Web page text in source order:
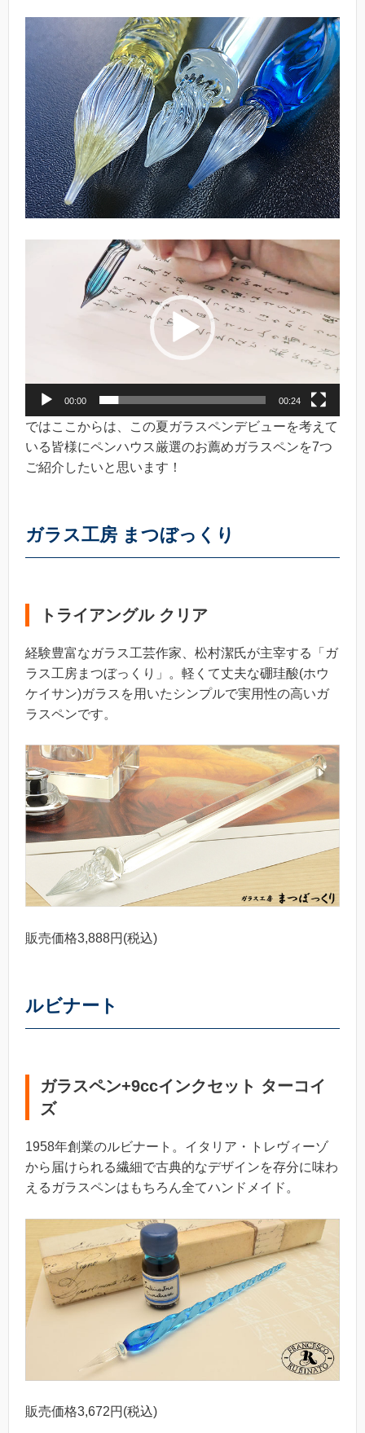
00:00 00:24
ではここからは、この夏ガラスペンデビューを考えて
いる皆様にペンハウス厳選のお薦めガラスペンを7つ
ご紹介したいと思います！
ガラス工房 まつぼっくり
トライアングル クリア
経験豊富なガラス工芸作家、松村潔氏が主宰する「ガ
ラス工房まつぼっくり」。軽くて丈夫な硼珪酸(ホウ
ケイサン)ガラスを用いたシンプルで実用性の高いガ
ラスペンです。
販売価格3,888円(税込)
ルビナート
ガラスペン+9ccインクセット ターコイ
ズ
1958年創業のルビナート。イタリア・トレヴィーゾ
から届けられる繊細で古典的なデザインを存分に味わ
えるガラスペンはもちろん全てハンドメイド。
販売価格3,672円(税込)